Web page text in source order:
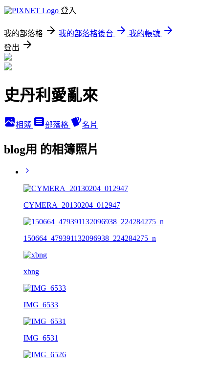
登入
我的部落格 我的部落格後台
我的帳號
登出
史丹利愛亂來
相簿 部落格 名片
blog用 的相簿照片
CYMERA_20130204_012947
150664_479391132096938_224284275_n
xbng
IMG_6533
IMG_6531